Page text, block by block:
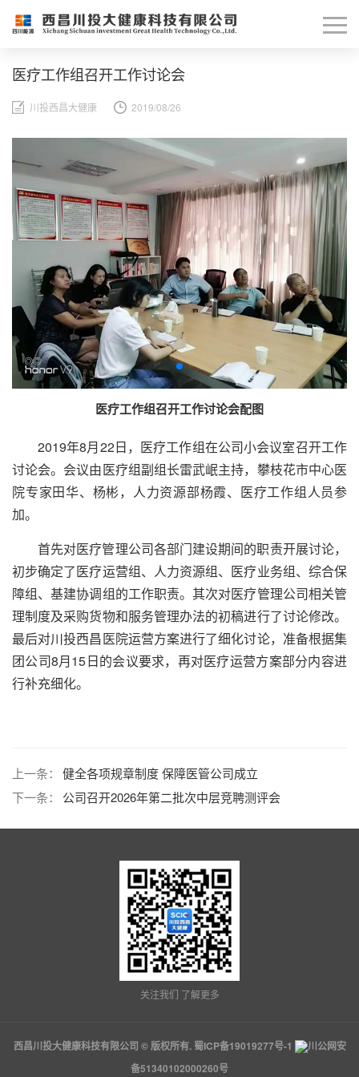
医疗工作组召开工作讨论会
川投西昌大健康 2019/08/26
医疗工作组召开工作讨论会配图
2019年8月22日，医疗工作组在公司小会议室召开工作
讨论会。会议由医疗组副组长雷武岷主持，攀枝花市中心医
院专家田华、杨彬，人力资源部杨霞、医疗工作组人员参
加。
首先对医疗管理公司各部门建设期间的职责开展讨论，
初步确定了医疗运营组、人力资源组、医疗业务组、综合保
障组、基建协调组的工作职责。其次对医疗管理公司相关管
理制度及采购货物和服务管理办法的初稿进行了讨论修改。
最后对川投西昌医院运营方案进行了细化讨论，准备根据集
团公司8月15日的会议要求，再对医疗运营方案部分内容进
行补充细化。
上一条：
健全各项规章制度 保障医管公司成立
下一条：
公司召开2026年第二批次中层竞聘测评会
关注我们 了解更多
西昌川投大健康科技有限公司 © 版权所有. 蜀ICP备19019277号-1
川公网安
备51340102000260号